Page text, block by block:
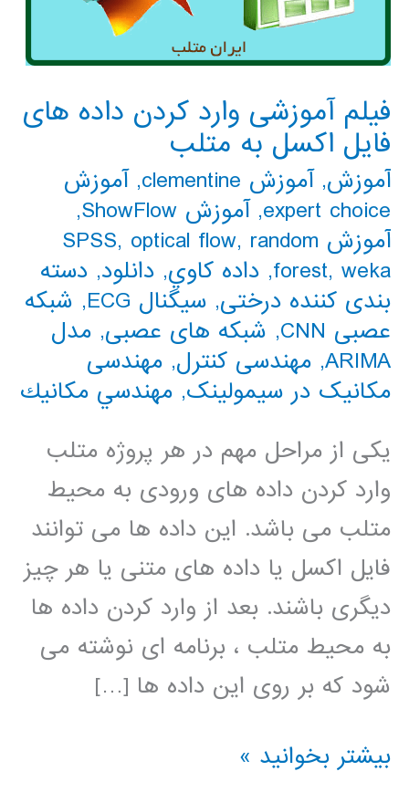
فیلم آموزشی وارد کردن داده های
فایل اکسل به متلب
آموزش,آموزش clementine ,آموزش
expert choice
,آموزش ShowFlow
,
آموزش SPSS
, optical flow, random
forest, weka
, داده كاوي, دانلود, دسته
بندی کننده درختی, سیگنال ECG , شبکه
عصبی CNN
, شبکه های عصبی, مدل
ARIMA
, مهندسی کنترل, مهندسی
مکانیک در سیمولینک, مهندسي مكانيك
یکی از مراحل مهم در هر پروژه متلب
وارد کردن داده های ورودی به محیط
متلب می باشد. این داده ها می توانند
فایل اکسل یا داده های متنی یا هر چیز
دیگری باشند. بعد از وارد کردن داده ها
به محیط متلب ، برنامه ای نوشته می
شود که بر روی این داده ها […]
فیلم
بیشتر بخوانید »